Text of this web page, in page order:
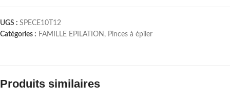
UGS : SPECE10T12
Catégories : FAMILLE EPILATION , Pinces à épiler
Produits similaires